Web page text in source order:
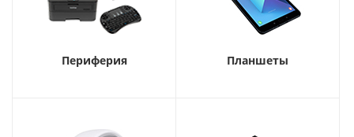
Периферия Планшеты